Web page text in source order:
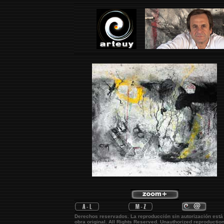
Derechos reservados. La reproducción sin autorización
obra original.All Rights Reserved. Unauthorized